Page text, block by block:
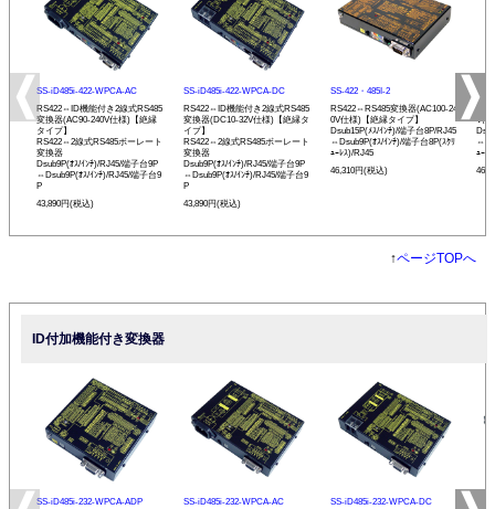
SS-iD485i-422-WPCA-AC
RS422⇔ID機能付き2線式RS485
変換器(AC90-240V仕様)【絶縁
タイプ】
RS422⇔2線式RS485ボーレート
変換器
Dsub9P(ｵｽ/ｲﾝﾁ)/RJ45/端子台9P
⇔Dsub9P(ｵｽ/ｲﾝﾁ)/RJ45/端子台9
P
43,890円(税込)
SS-iD485i-422-WPCA-DC
RS422⇔ID機能付き2線式RS485
変換器(DC10-32V仕様)【絶縁タ
イプ】
RS422⇔2線式RS485ボーレート
変換器
Dsub9P(ｵｽ/ｲﾝﾁ)/RJ45/端子台9P
⇔Dsub9P(ｵｽ/ｲﾝﾁ)/RJ45/端子台9
P
43,890円(税込)
SS-422・485I-2
RS422⇔RS485変換器(AC100-24
0V仕様)【絶縁タイプ】
Dsub15P(ﾒｽ/ｲﾝﾁ)/端子台8P/RJ45
⇔Dsub9P(ｵｽ/ｲﾝﾁ)/端子台8P(ｽｸﾘ
ｭｰﾚｽ)/RJ45
46,310円(税込)
SS-
V仕
ｭｰﾚ
↑ページTOPへ
ID付加機能付き変換器
SS-iD485i-232-WPCA-ADP
SS-iD485i-232-WPCA-AC
SS-iD485i-232-WPCA-DC